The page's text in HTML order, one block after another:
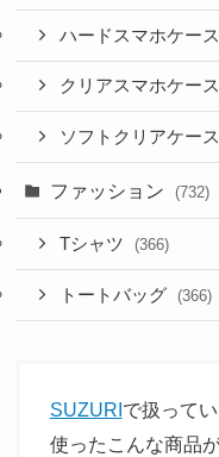
ハードスマホケース
クリアスマホケース
ソフトクリアケース
ファッション (732)
Tシャツ (366)
トートバッグ (366)
SUZURIで扱って
使ったこんな商品